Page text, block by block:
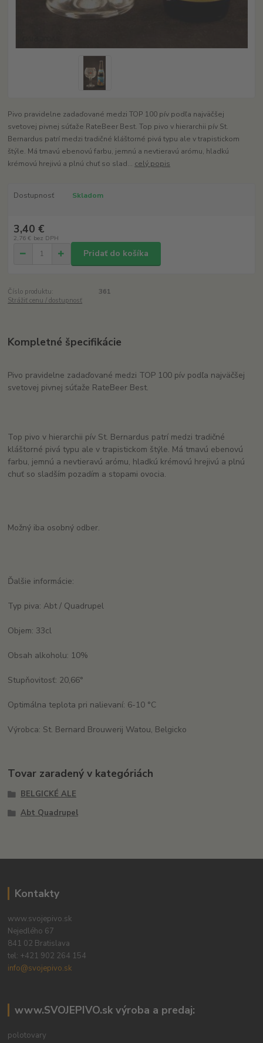
Pivo pravidelne zadaďované medzi TOP 100 pív podľa najväčšej
svetovej pivnej súťaže RateBeer Best. Top pivo v hierarchii pív St.
Bernardus patrí medzi tradičné kláštorné pivá typu ale v trapistickom
štýle. Má tmavú ebenovú farbu, jemnú a nevtieravú arómu, hladkú
krémovú hrejivú a plnú chuť so slad... celý popis
Dostupnosť Skladom
3,40 €
2,76 € bez DPH
Pridať do košíka
Číslo produktu:
361
Strážiť cenu / dostupnosť
Kompletné špecifikácie
Pivo pravidelne zadaďované medzi TOP 100 pív podľa najväčšej
svetovej pivnej súťaže RateBeer Best.
Top pivo v hierarchii pív St. Bernardus patrí medzi tradičné
kláštorné pivá typu ale v trapistickom štýle. Má tmavú ebenovú
farbu, jemnú a nevtieravú arómu, hladkú krémovú hrejivú a plnú
chuť so sladším pozadím a stopami ovocia.
Možný iba osobný odber.
Ďalšie informácie:
Typ piva: Abt / Quadrupel
Objem: 33cl
Obsah alkoholu: 10%
Stupňovitosť: 20,66°
Optimálna teplota pri nalievaní: 6-10 °C
Výrobca: St. Bernard Brouwerij Watou, Belgicko
Tovar zaradený v kategóriách
BELGICKÉ ALE
Abt Quadrupel
Kontakty
www.svojepivo.sk
Nejedlého 67
841 02 Bratislava
tel: +421 902 264 154
info@svojepivo.sk
www.SVOJEPIVO.sk výroba a predaj:
polotovary